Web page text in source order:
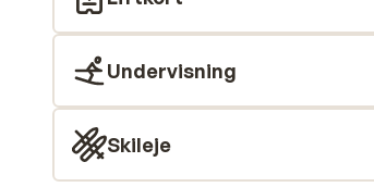
Undervisning
Skileje